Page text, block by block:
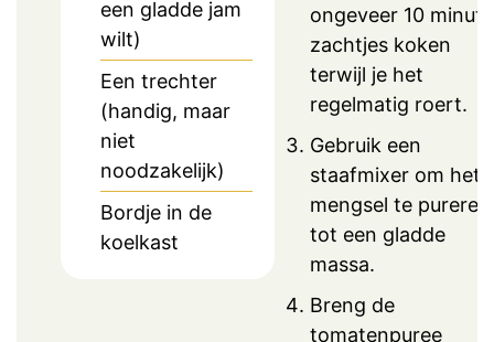
een gladde jam
wilt)
Een trechter
(handig, maar
niet
noodzakelijk)
Bordje in de
koelkast
ongeveer 10
zachtjes koken
terwijl je het
regelmatig roert.
Gebruik een
staafmixer om het
mengsel te pureren
tot een gladde
massa.
Breng de
tomatenpuree